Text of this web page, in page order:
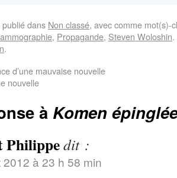
dans Non classé, avec comme mot(s)-
, Propagande, Steven Woloshin
.
d’une mauvaise nouvelle
nouvelle
à Komen
Philippedit :
2012 à 23 h 58 min